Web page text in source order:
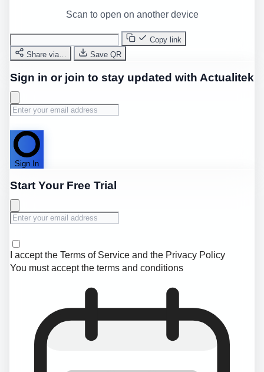
Scan to open on another device
Copy link
Share via…
Save QR
Sign in or join to stay updated with Actualitek
Sign In
Start Your Free Trial
I accept the Terms of Service and the Privacy Policy
You must accept the terms and conditions